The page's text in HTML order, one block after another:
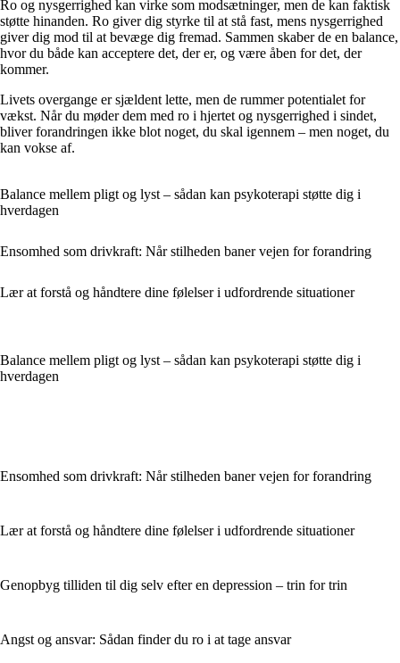
Ro og nysgerrighed kan virke som modsætninger, men de kan faktisk
støtte hinanden. Ro giver dig styrke til at stå fast, mens nysgerrighed
giver dig mod til at bevæge dig fremad. Sammen skaber de en balance,
hvor du både kan acceptere det, der er, og være åben for det, der
kommer.
Livets overgange er sjældent lette, men de rummer potentialet for
vækst. Når du møder dem med ro i hjertet og nysgerrighed i sindet,
bliver forandringen ikke blot noget, du skal igennem – men noget, du
kan vokse af.
Balance mellem pligt og lyst – sådan kan psykoterapi støtte dig i
hverdagen
Ensomhed som drivkraft: Når stilheden baner vejen for forandring
Lær at forstå og håndtere dine følelser i udfordrende situationer
Balance mellem pligt og lyst – sådan kan psykoterapi støtte dig i
hverdagen
Ensomhed som drivkraft: Når stilheden baner vejen for forandring
Lær at forstå og håndtere dine følelser i udfordrende situationer
Genopbyg tilliden til dig selv efter en depression – trin for trin
Angst og ansvar: Sådan finder du ro i at tage ansvar